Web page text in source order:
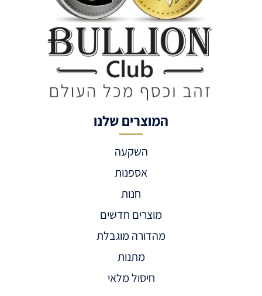
המוצרים שלנו
השקעה
אספנות
חנות
מוצרים חדשים
מהדורה מוגבלת
מתנות
חיסול מלאי